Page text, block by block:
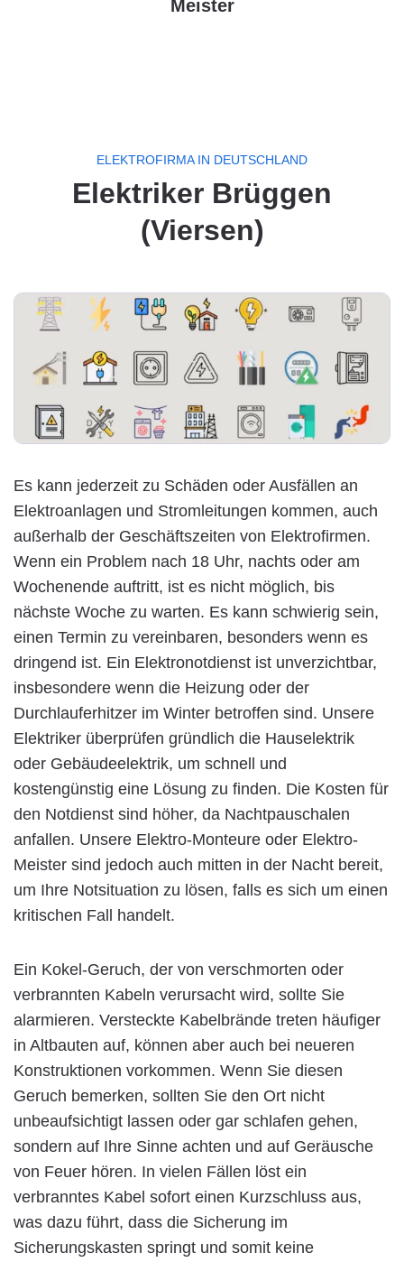
Meister
ELEKTROFIRMA IN DEUTSCHLAND
Elektriker Brüggen
(Viersen)
Es kann jederzeit zu Schäden oder Ausfällen an
Elektroanlagen und Stromleitungen kommen, auch
außerhalb der Geschäftszeiten von Elektrofirmen.
Wenn ein Problem nach 18 Uhr, nachts oder am
Wochenende auftritt, ist es nicht möglich, bis
nächste Woche zu warten. Es kann schwierig sein,
einen Termin zu vereinbaren, besonders wenn es
dringend ist. Ein Elektronotdienst ist unverzichtbar,
insbesondere wenn die Heizung oder der
Durchlauferhitzer im Winter betroffen sind. Unsere
Elektriker überprüfen gründlich die Hauselektrik
oder Gebäudeelektrik, um schnell und
kostengünstig eine Lösung zu finden. Die Kosten für
den Notdienst sind höher, da Nachtpauschalen
anfallen. Unsere Elektro-Monteure oder Elektro-
Meister sind jedoch auch mitten in der Nacht bereit,
um Ihre Notsituation zu lösen, falls es sich um einen
kritischen Fall handelt.
Ein Kokel-Geruch, der von verschmorten oder
verbrannten Kabeln verursacht wird, sollte Sie
alarmieren. Versteckte Kabelbrände treten häufiger
in Altbauten auf, können aber auch bei neueren
Konstruktionen vorkommen. Wenn Sie diesen
Geruch bemerken, sollten Sie den Ort nicht
unbeaufsichtigt lassen oder gar schlafen gehen,
sondern auf Ihre Sinne achten und auf Geräusche
von Feuer hören. In vielen Fällen löst ein
verbranntes Kabel sofort einen Kurzschluss aus,
was dazu führt, dass die Sicherung im
Sicherungskasten springt und somit keine